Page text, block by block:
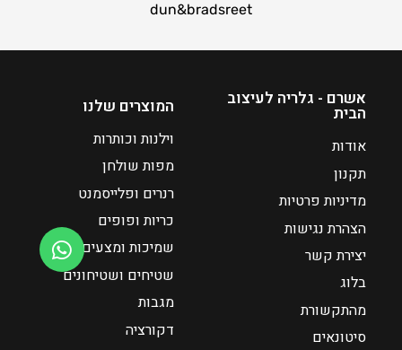
dun&bradsreet
המוצרים שלנו
וילנות וכותרות
מפות שולחן
רנרים ופלייסמנט
כריות ופופים
שמיכות ומצעים
שטיחים ושטיחונים
מגבות
דקורציה
אשרם - גלריה לעיצוב
הבית
אודות
תקנון
מדיניות פרטיות
הצהרת נגישות
יצירת קשר
בלוג
מהתקשורת
סיטונאים